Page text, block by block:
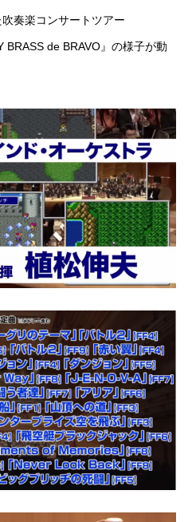
奏楽コンサートツアー
BRASS de BRAVO』の様子が動